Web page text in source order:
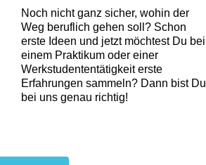
Noch nicht ganz sicher, wohin der
Weg beruflich gehen soll? Schon
erste Ideen und jetzt möchtest Du bei
einem Praktikum oder einer
Werkstudententätigkeit erste
Erfahrungen sammeln? Dann bist Du
bei uns genau richtig!